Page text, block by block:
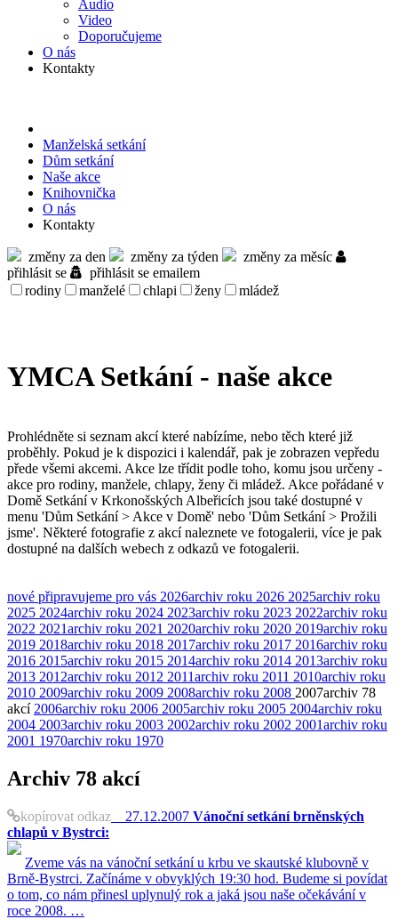
Audio
Video
Doporu­čujeme
O nás
Kontakty
Manželská setkání
Dům setkání
Naše akce
Knihov­nička
O nás
Kontakty
změny za den změny za týden
změny za měsíc
přihlásit se
přihlásit se emailem
rodiny
manželé chlapi ženy mládež
YMCA Setkání - naše akce
Prohlédněte si seznam akcí které nabízíme, nebo těch které již
proběhly. Pokud je k dispozici i kalendář, pak je zobrazen vepředu
přede všemi akcemi. Akce lze třídit podle toho, komu jsou určeny -
akce pro rodiny, manžele, chlapy, ženy či mládež. Akce pořádané v
Domě Setkání v Krkonošských Albeřicích jsou také dostupné v
menu 'Dům Setkání > Akce v Domě' nebo 'Dům Setkání > Prožili
jsme'. Některé fotografie z akcí naleznete ve fotogalerii, více je pak
dostupné na dalších webech z odkazů ve fotogalerii.
nové připravujeme pro vás 2026archiv roku 2026 2025archiv roku
2025 2024archiv roku 2024 2023archiv roku 2023 2022archiv roku
2022 2021archiv roku 2021 2020archiv roku 2020 2019archiv roku
2019 2018archiv roku 2018 2017archiv roku 2017 2016archiv roku
2016 2015archiv roku 2015 2014archiv roku 2014 2013archiv roku
2013 2012archiv roku 2012 2011archiv roku 2011 2010archiv roku
2010 2009archiv roku 2009 2008archiv roku 2008 2007archiv 78
akcí 2006archiv roku 2006 2005archiv roku 2005 2004archiv roku
2004 2003archiv roku 2003 2002archiv roku 2002 2001archiv roku
2001 1970archiv roku 1970
Archiv 78 akcí
kopírovat odkaz 27.12.2007 Vánoční setkání brněnských
chlapů v Bystrci:
Zveme vás na vánoční setkání u krbu ve skautské klubovně v
Brně-Bystrci. Začínáme v obvyklých 19:30 hod. Budeme si povídat
o tom, co nám přinesl uplynulý rok a jaká jsou naše očekávání v
roce 2008. …